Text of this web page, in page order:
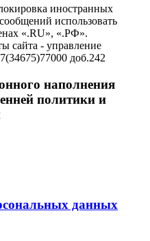
иностранных
использовать
«.RU», «.РФ».
сайта - управление
доб.242
наполнения
политики и
данных